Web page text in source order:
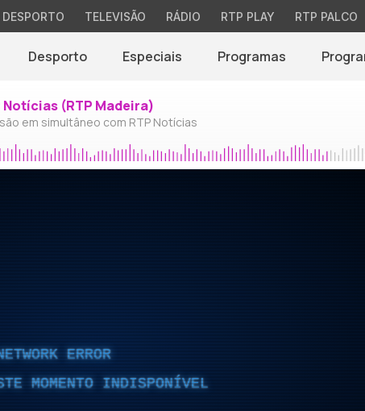
DESPORTO TELEVISÃO RÁDIO RTP PLAY RTP PALCO
Desporto Especiais Programas
Notícias (RTP Madeira)
em simultâneo com RTP Notícias
ERROR
MOMENTO INDISPONÍVEL